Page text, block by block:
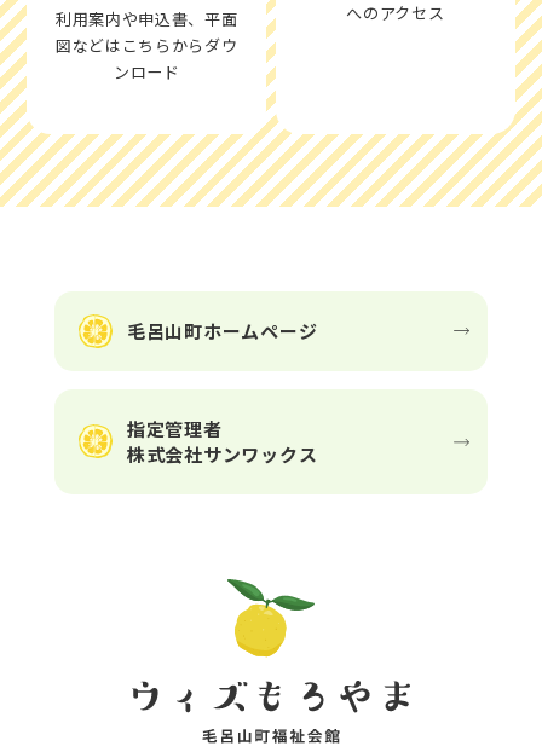
利用案内や申込書、平面
図などはこちらからダウ
ンロード
へのアクセス
毛呂山町ホームページ
指定管理者
株式会社サンワックス